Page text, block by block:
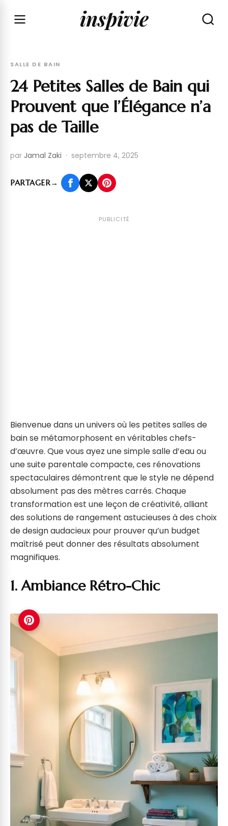
inspivie
SALLE DE BAIN
24 Petites Salles de Bain qui
Prouvent que l’Élégance n’a
pas de Taille
par Jamal Zaki · septembre 4, 2025
PARTAGER →
PUBLICITÉ
Bienvenue dans un univers où les petites salles de
bain se métamorphosent en véritables chefs-
d’œuvre. Que vous ayez une simple salle d’eau ou
une suite parentale compacte, ces rénovations
spectaculaires démontrent que le style ne dépend
absolument pas des mètres carrés. Chaque
transformation est une leçon de créativité, alliant
des solutions de rangement astucieuses à des choix
de design audacieux pour prouver qu’un budget
maîtrisé peut donner des résultats absolument
magnifiques.
1. Ambiance Rétro-Chic